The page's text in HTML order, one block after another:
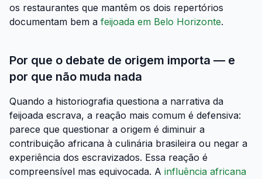
os restaurantes que mantêm os dois repertórios
documentam bem a feijoada em Belo Horizonte.
Por que o debate de origem importa — e
por que não muda nada
Quando a historiografia questiona a narrativa da
feijoada escrava, a reação mais comum é defensiva:
parece que questionar a origem é diminuir a
contribuição africana à culinária brasileira ou negar a
experiência dos escravizados. Essa reação é
compreensível mas equivocada. A influência africana